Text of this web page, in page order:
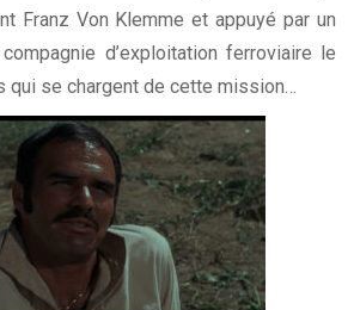
Franz Von Klemme et appuyé par un
d’exploitation ferroviaire le
qui se chargent de cette mission…